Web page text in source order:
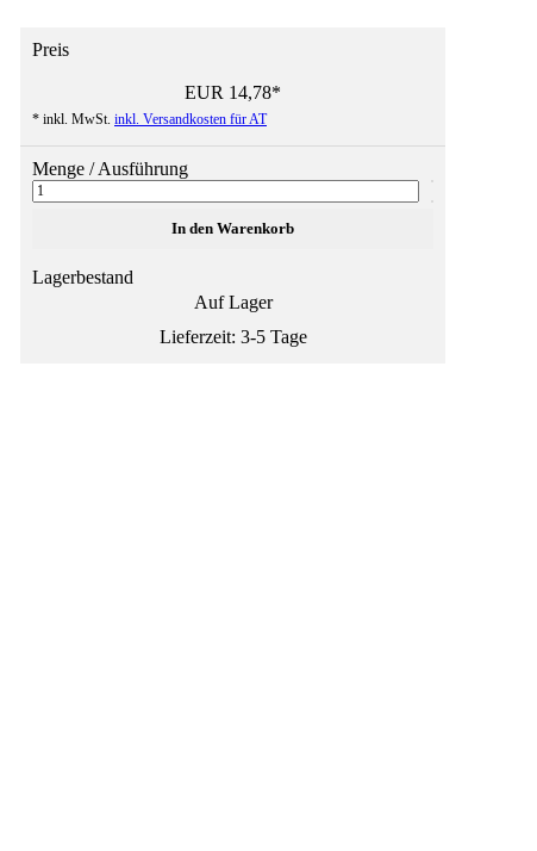
Preis
EUR 14,78*
* inkl. MwSt. inkl. Versandkosten für AT
Menge / Ausführung
Lagerbestand
Auf Lager
Lieferzeit: 3-5 Tage